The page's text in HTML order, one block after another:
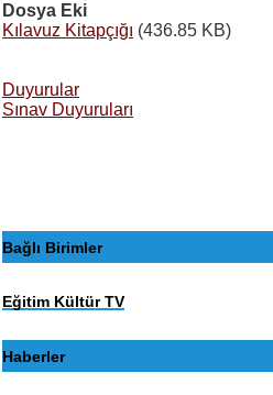
Dosya Eki
Kılavuz Kitapçığı (436.85 KB)
Duyurular
Sınav Duyuruları
Bağlı Birimler
Eğitim Kültür TV
Haberler